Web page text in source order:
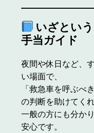
いざとい
手当ガイド
夜間や休日など、
い場面で、
「救急車を呼ぶべ
の判断を助けてくれ
一般の方にも分か
安心です。